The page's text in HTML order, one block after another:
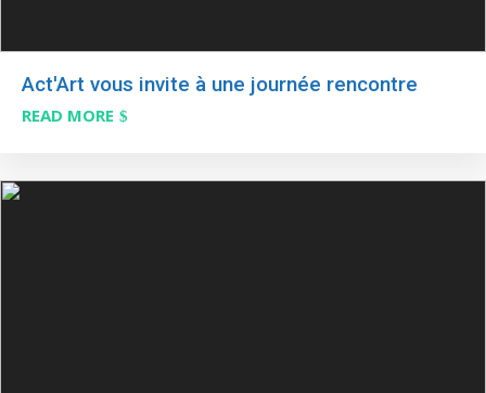
Act'Art vous invite à une journée rencontre
READ MORE